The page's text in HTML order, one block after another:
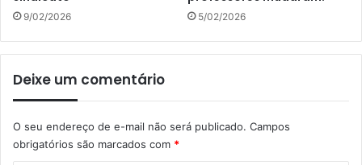
9/02/2026 5/02/2026
Deixe um comentário
O seu endereço de e-mail não será publicado. Campos
obrigatórios são marcados com *